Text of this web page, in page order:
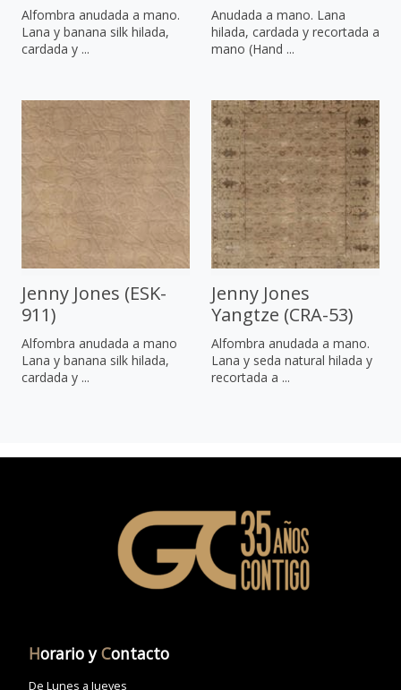
Alfombra anudada a mano.
Lana y banana silk hilada,
cardada y ...
Anudada a mano. Lana
hilada, cardada y recortada a
mano (Hand ...
Jenny Jones (ESK-
911)
Alfombra anudada a mano
Lana y banana silk hilada,
cardada y ...
Jenny Jones
Yangtze (CRA-53)
Alfombra anudada a mano.
Lana y seda natural hilada y
recortada a ...
Horario yContacto
De Lunes a Jueves